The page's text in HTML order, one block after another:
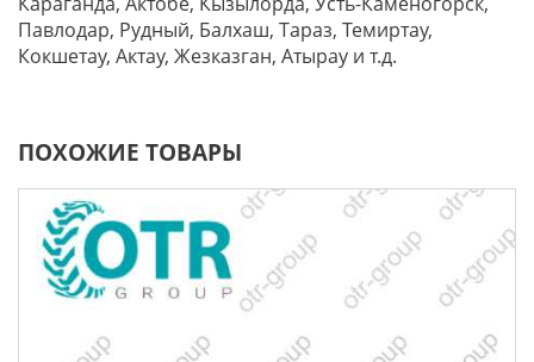
Павлодар, Рудный, Балхаш, Тараз, Темиртау,
Кокшетау, Актау, Жезказган, Атырау и т.д.
ПОХОЖИЕ ТОВАРЫ